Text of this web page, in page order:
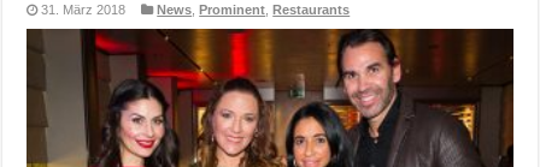
31. März 2018 News ,Prominent ,Restaurants